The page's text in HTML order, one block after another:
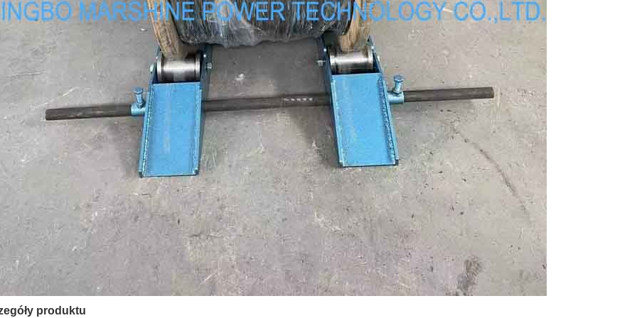
produktu